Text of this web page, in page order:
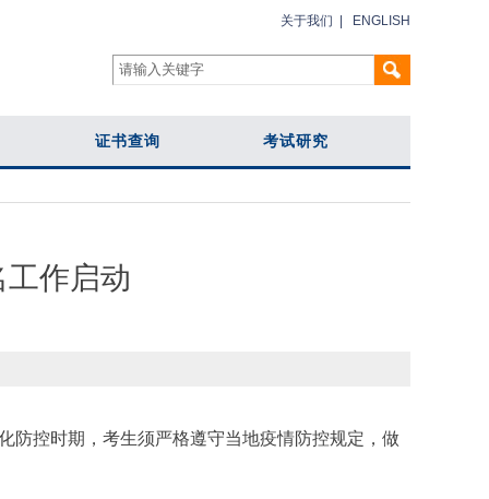
关于我们 ENGLISH
证书查询 考试研究
作启动
控时期，考生须严格遵守当地疫情防控规定，做